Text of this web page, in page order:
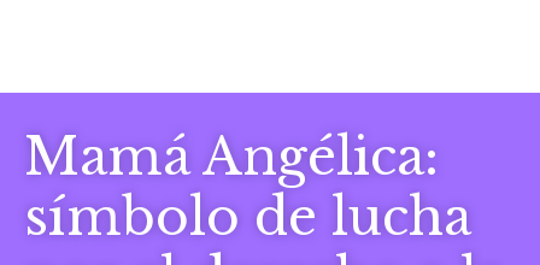
Mamá Angélica:
símbolo de lucha